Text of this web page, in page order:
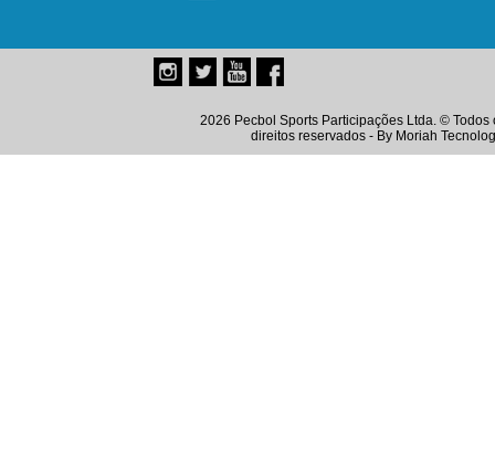
2026 Pecbol Sports Participações Ltda. © Todos
direitos reservados - By Moriah